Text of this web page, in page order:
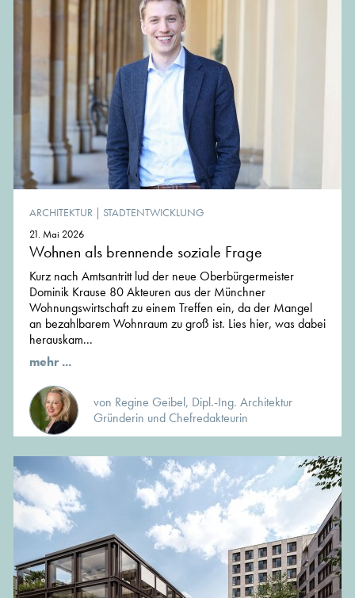
ARCHITEKTUR | STADTENTWICKLUNG
21. Mai 2026
Wohnen als brennende soziale Frage
Kurz nach Amtsantritt lud der neue Oberbürgermeister
Dominik Krause 80 Akteuren aus der Münchner
Wohnungswirtschaft zu einem Treffen ein, da der Mangel
an bezahlbarem Wohnraum zu groß ist. Lies hier, was dabei
herauskam...
mehr ...
von Regine Geibel, Dipl.-Ing. Architektur
Gründerin und Chefredakteurin